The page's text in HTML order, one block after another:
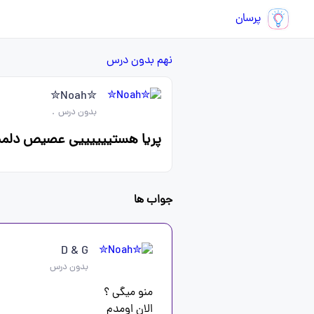
پرسان
نهم بدون درس
✮Noah✮
بدون درس .
پریا هستییییییی عصیص
جواب ها
D & G
بدون درس
الان اومدم